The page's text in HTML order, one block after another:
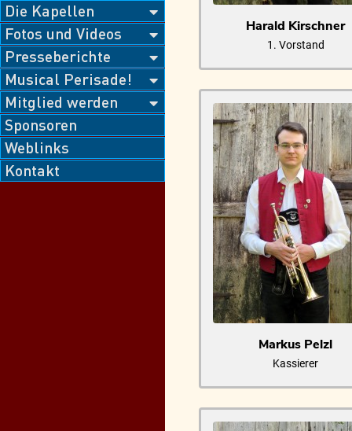
Harald Kirschner
1. Vorstand
Markus Pelzl
Kassierer
Die Kapellen
Fotos und Videos
Presseberichte
Musical Perisade!
Mitglied werden
Sponsoren
Weblinks
Kontakt